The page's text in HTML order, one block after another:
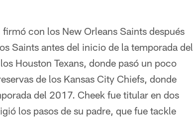
con los New Orleans Saints después
Saints antes del inicio de la temporada del
Houston Texans, donde pasó un poco
de los Kansas City Chiefs, donde
del 2017. Cheek fue titular en dos
los pasos de su padre, que fue tackle